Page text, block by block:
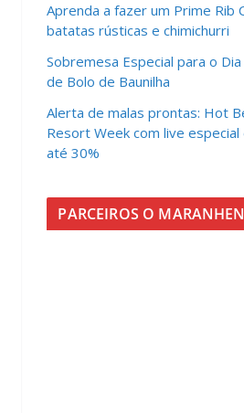
Aprenda a fazer um Prime Rib
batatas rústicas e chimichurri
Sobremesa Especial para o
de Bolo de Baunilha
Alerta de malas prontas: Hot
Resort Week com live
até 30%
PARCEIROS O